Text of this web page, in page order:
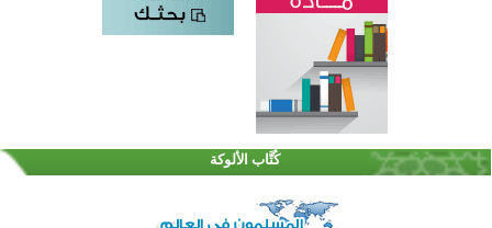
كُتَّاب الألوكة
القرآن والتربية في صدارة البرامج الصيفية للمسلمين في بينزا وساراتوف وموردوفيا هذا العام
اختتام الدورة التاسعة لمسابقة حفظ وتلاوة القرآن الكريم في أزناكاييف